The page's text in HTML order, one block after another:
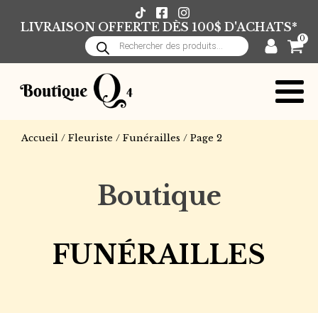
LIVRAISON OFFERTE DÈS 100$ D'ACHATS*
Recherche
de
produits
0
Accueil / Fleuriste / Funérailles / Page 2
Boutique
FUNÉRAILLES